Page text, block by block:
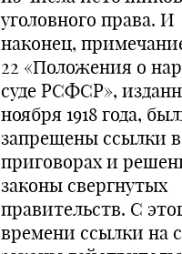
уголовного права. И
наконец,
22 «Положения о
суде РСФСР»,
ноября 1918 года,
запрещены ссылки в
приговорах и
законы свергнутых
правительств. С
времени ссылки на